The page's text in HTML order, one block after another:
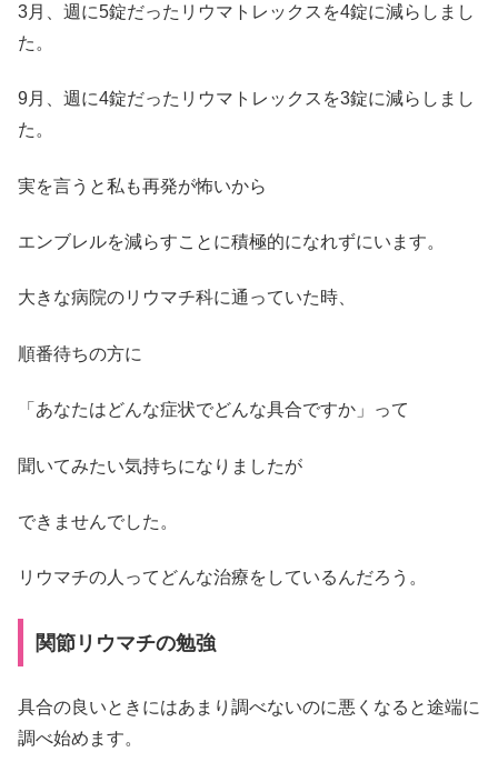
3月、週に5錠だったリウマトレックスを4錠に減らしまし
た。
9月、週に4錠だったリウマトレックスを3錠に減らしまし
た。
実を言うと私も再発が怖いから
エンブレルを減らすことに積極的になれずにいます。
大きな病院のリウマチ科に通っていた時、
順番待ちの方に
「あなたはどんな症状でどんな具合ですか」って
聞いてみたい気持ちになりましたが
できませんでした。
リウマチの人ってどんな治療をしているんだろう。
関節リウマチの勉強
具合の良いときにはあまり調べないのに悪くなると途端に
調べ始めます。